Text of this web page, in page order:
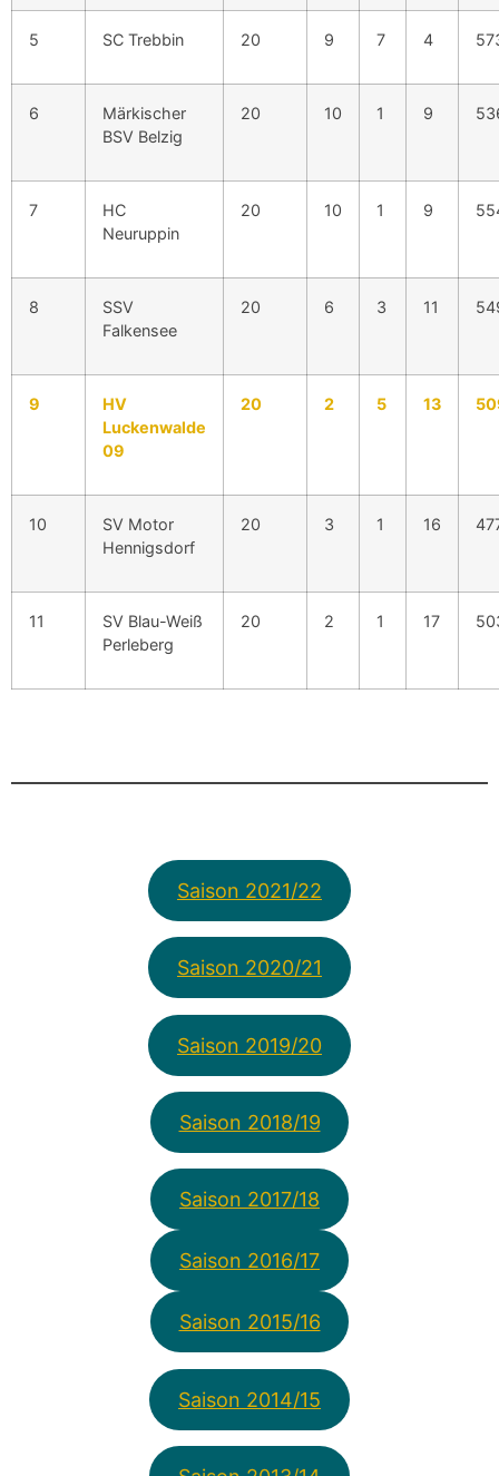
5 SC Trebbin 20 9 7 4
6
Märkischer
BSV Belzig
20 10 1 9
7
HC
Neuruppin
20 10 1 9
8
SSV
Falkensee
20 6 3 11
9
HV
Luckenwalde
09
20 2 5 13
10
SV Motor
Hennigsdorf
20 3 1 16
11
SV Blau-Weiß
Perleberg
20 2 1 17
Saison 2021/22
Saison 2020/21
Saison 2019/20
Saison 2018/19
Saison 2017/18
Saison 2016/17
Saison 2015/16
Saison 2014/15